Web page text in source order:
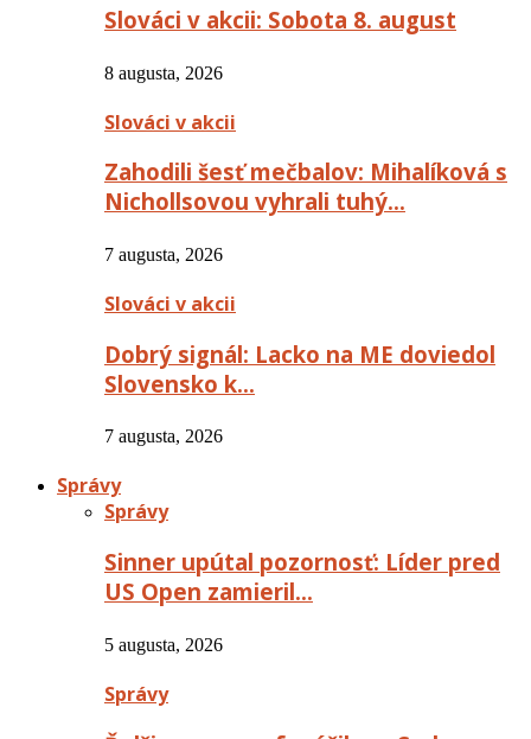
Slováci v akcii: Sobota 8. august
8 augusta, 2026
Slováci v akcii
Zahodili šesť mečbalov: Mihalíková s
Nichollsovou vyhrali tuhý…
7 augusta, 2026
Slováci v akcii
Dobrý signál: Lacko na ME doviedol
Slovensko k…
7 augusta, 2026
Správy
Správy
Sinner upútal pozornosť: Líder pred
US Open zamieril…
5 augusta, 2026
Správy